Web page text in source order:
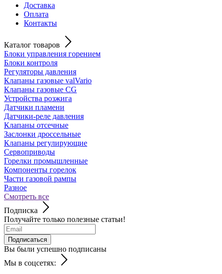
Доставка
Оплата
Контакты
Каталог товаров
Блоки управления горением
Блоки контроля
Регуляторы давления
Клапаны газовые valVario
Клапаны газовые CG
Устройства розжига
Датчики пламени
Датчики-реле давления
Клапаны отсечные
Заслонки дроссельные
Клапаны регулирующие
Сервоприводы
Горелки промышленные
Компоненты горелок
Части газовой рампы
Разное
Смотреть все
Подписка
Получайте только полезные статьи!
Подписаться
Вы были успешно подписаны
Мы в соцсетях: